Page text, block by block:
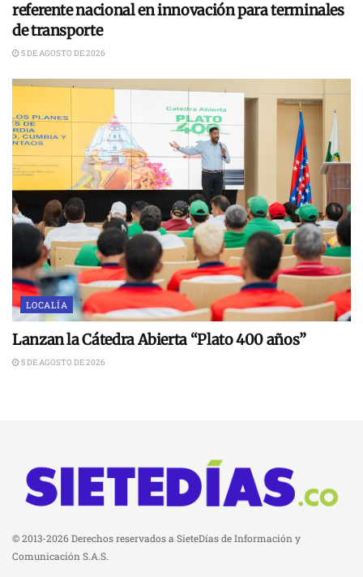
referente nacional en innovación para terminales
de transporte
5 DE AGOSTO DE 2026
LOCALÍA
Lanzan la Cátedra Abierta “Plato 400 años”
5 DE AGOSTO DE 2026
© 2013-2026 Derechos reservados a SieteDías de Información y
Comunicación S.A.S.